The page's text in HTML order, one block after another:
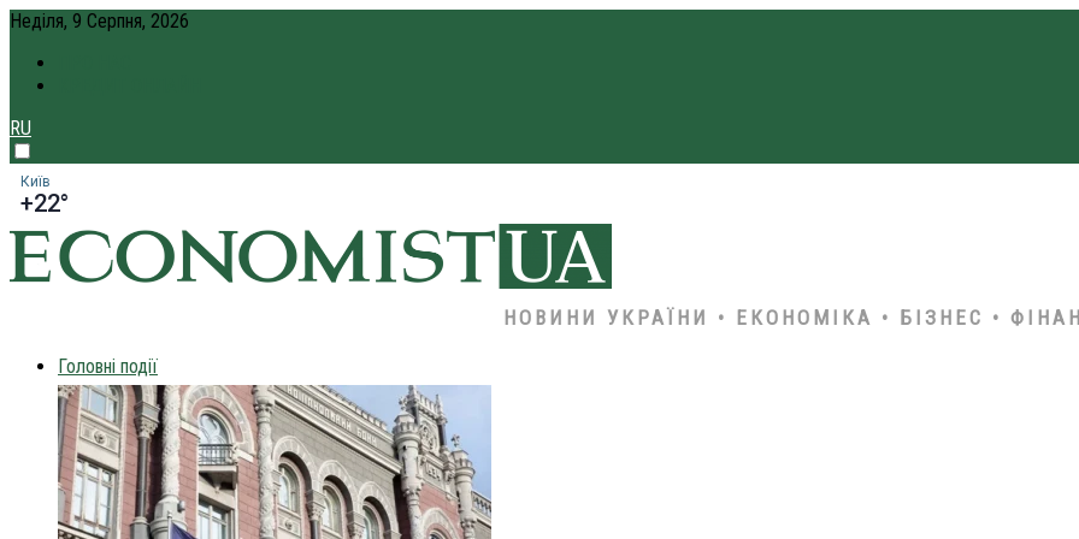
Неділя, 9 Серпня, 2026
RU
Київ
+22°
НОВИНИ УКРАЇНИ • ЕКОНОМІКА • БІЗНЕС •
Головні події